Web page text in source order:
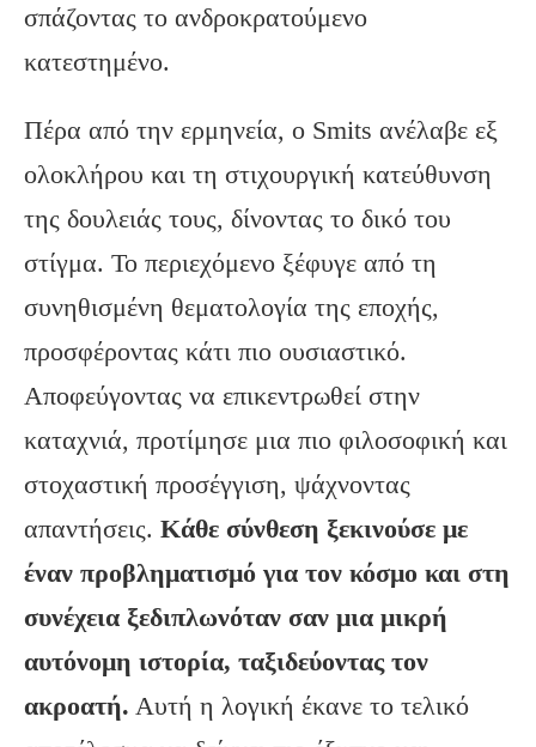
σπάζοντας το ανδροκρατούμενο
κατεστημένο.
Πέρα από την ερμηνεία, ο Smits ανέλαβε εξ
ολοκλήρου και τη στιχουργική κατεύθυνση
της δουλειάς τους, δίνοντας το δικό του
στίγμα. Το περιεχόμενο ξέφυγε από τη
συνηθισμένη θεματολογία της εποχής,
προσφέροντας κάτι πιο ουσιαστικό.
Αποφεύγοντας να επικεντρωθεί στην
καταχνιά, προτίμησε μια πιο φιλοσοφική και
στοχαστική προσέγγιση, ψάχνοντας
απαντήσεις. Κάθε σύνθεση ξεκινούσε με
έναν προβληματισμό για τον κόσμο και στη
συνέχεια ξεδιπλωνόταν σαν μια μικρή
αυτόνομη ιστορία, ταξιδεύοντας τον
ακροατή. Αυτή η λογική έκανε το τελικό